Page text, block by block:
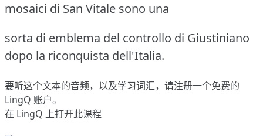
mosaici di San Vitale sono una
sorta di emblema del controllo di Giustiniano
dopo la riconquista dell'Italia.
要听这个文本的音频，以及学习词汇，请注册一个免费的
LingQ 账户。
在 LingQ 上打开此课程